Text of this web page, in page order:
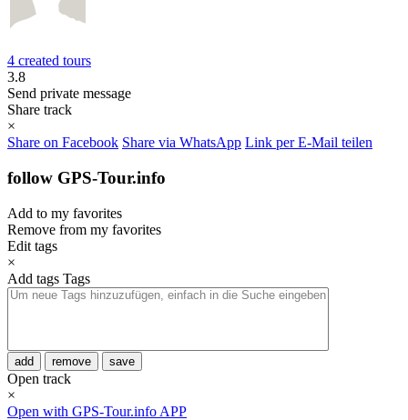
4 created tours
3.8
Send private message
Share track
×
Share on Facebook Share via WhatsApp Link per E-Mail teilen
follow GPS-Tour.info
Add to my favorites
Remove from my favorites
Edit tags
×
Add tags Tags
add remove save
Open track
×
Open with GPS-Tour.info APP